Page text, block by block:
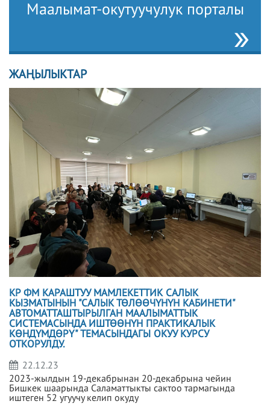
Маалымат-окутуучулук порталы
ЖАҢЫЛЫКТАР
КР ФМ КАРАШТУУ МАМЛЕКЕТТИК САЛЫК
КЫЗМАТЫНЫН "САЛЫК ТӨЛӨӨЧҮНҮН КАБИНЕТИ"
АВТОМАТТАШТЫРЫЛГАН МААЛЫМАТТЫК
СИСТЕМАСЫНДА ИШТӨӨНҮН ПРАКТИКАЛЫК
КӨНДҮМДӨРҮ" ТЕМАСЫНДАГЫ ОКУУ КУРСУ
ОТКОРУЛДУ.
22.12.23
2023-жылдын 19-декабрынан 20-декабрына чейин
Бишкек шаарында Саламаттыкты сактоо тармагында
иштеген 52 угуучу келип окуду